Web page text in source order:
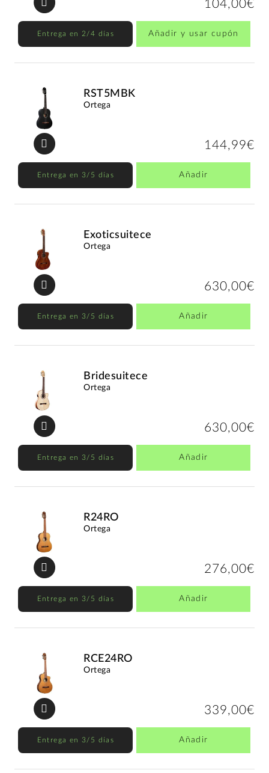
104,00€
Entrega en 2/4 días Añadir y usar cupón
RST5MBK
Ortega
144,99€
Entrega en 3/5 días Añadir
Exoticsuitece
Ortega
630,00€
Entrega en 3/5 días Añadir
Bridesuitece
Ortega
630,00€
Entrega en 3/5 días Añadir
R24RO
Ortega
276,00€
Entrega en 3/5 días Añadir
RCE24RO
Ortega
339,00€
Entrega en 3/5 días Añadir